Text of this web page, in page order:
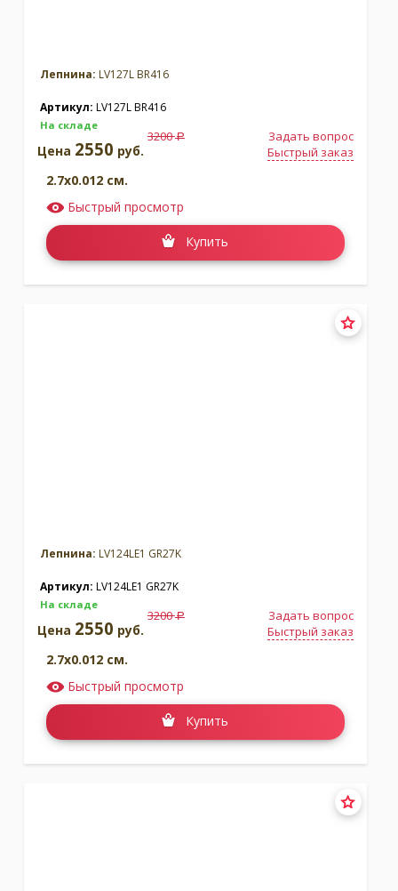
Лепнина: LV127L BR416
Артикул: LV127L BR416
На складе
Задать вопрос
Быстрый заказ
Цена 2550 руб.
3200a
2.7x0.012 см.
Быстрый просмотр
Купить
Лепнина: LV124LE1 GR27K
Артикул: LV124LE1 GR27K
На складе
Задать вопрос
Быстрый заказ
Цена 2550 руб.
3200a
2.7x0.012 см.
Быстрый просмотр
Купить